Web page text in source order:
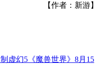
【作者：新游】
虚幻5《魔兽世界》8月15